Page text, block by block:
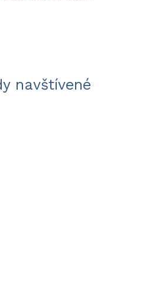
navštívené